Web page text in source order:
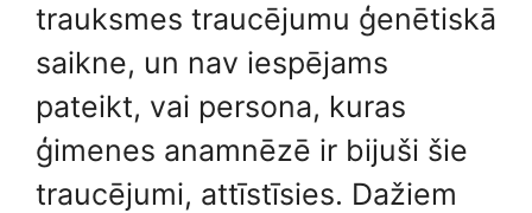
trauksmes traucējumu ģenētiskā
saikne, un nav iespējams
pateikt, vai persona, kuras
ģimenes anamnēzē ir bijuši šie
traucējumi, attīstīsies. Dažiem